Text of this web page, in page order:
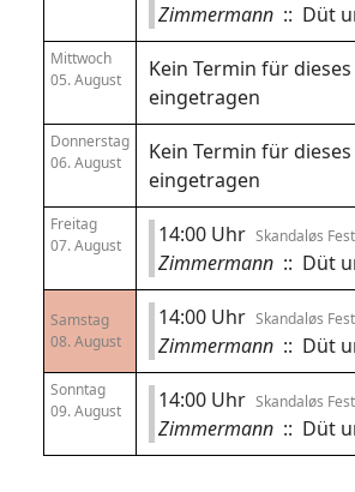
Zimmermann :: Düt
Mittwoch
05. August
Kein Termin für
eingetragen
Donnerstag
06. August
Kein Termin für
eingetragen
Freitag
07. August
14:00 Uhr Skandaløs
Zimmermann :: Düt
Samstag
08. August
14:00 Uhr Skandaløs
Zimmermann :: Düt
Sonntag
09. August
14:00 Uhr Skandaløs
Zimmermann :: Düt